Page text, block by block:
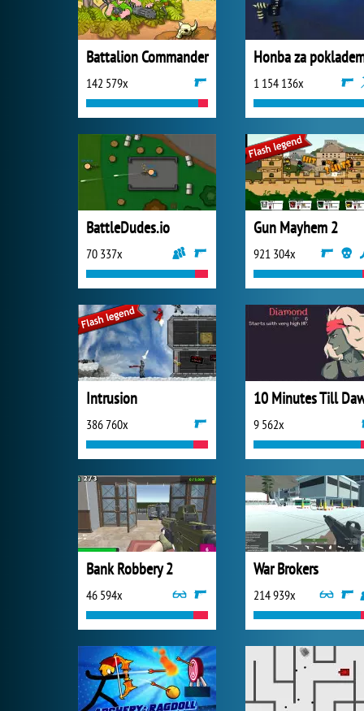
Battalion Commander
142 579x
Honba za
1 154 136x
BattleDudes.io
70 337x
Gun Mayhem 2
921 304x
Intrusion
386 760x
10 Minutes Till
9 562x
Bank Robbery 2
46 594x
War Brokers
214 939x